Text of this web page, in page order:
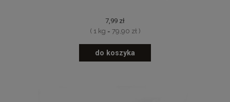
7,99 zł
( 1 kg = 79,90 zł )
do koszyka